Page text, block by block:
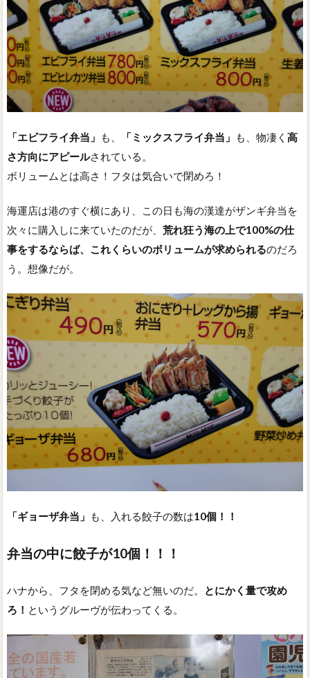
「エビフライ弁当」 も、 「ミックスフライ弁当」 も、物凄く 高
さ方向にアピールされている。
ボリュームとは高さ！フタは気合いで閉めろ！
海運店は港のすぐ横にあり、この日も海の漢達がザンギ弁当を
次々に購入しに来ていたのだが、 荒れ狂う海の上で100%の仕
事をするならば、これくらいのボリュームが求められるのだろ
う。想像だが。
「ギョーザ弁当」 も、入れる餃子の数は10個！！
弁当の中に餃子が10個！！！
ハナから、フタを閉める気など無いのだ。
とにかく量で攻め
ろ！ というグルーヴが伝わってくる。